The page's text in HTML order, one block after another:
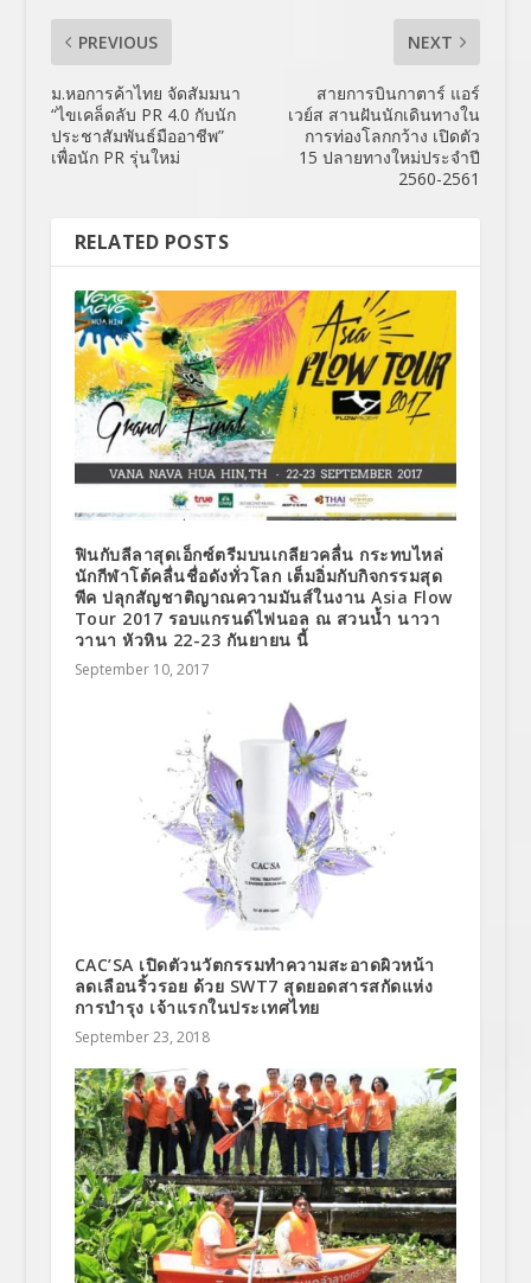
PREVIOUS
ม.หอการค้าไทย จัดสัมมนา
“ไขเคล็ดลับ PR 4.0 กับนัก
ประชาสัมพันธ์มืออาชีพ”
เพื่อนัก PR รุ่นใหม่
NEXT
สายการบินกาตาร์ แอร์
เวย์ส สานฝันนักเดินทางใน
การท่องโลกกว้าง เปิดตัว
15 ปลายทางใหม่ประจำปี
2560-2561
RELATED POSTS
ฟินกับลีลาสุดเอ็กซ์ตรีมบนเกลียวคลื่น กระทบไหล่
นักกีฬาโต้คลื่นชื่อดังทั่วโลก เต็มอิ่มกับกิจกรรมสุด
พีค ปลุกสัญชาติญาณความมันส์ในงาน Asia Flow
Tour 2017 รอบแกรนด์ไฟนอล ณ สวนน้ำ นาวา
วานา หัวหิน 22-23 กันยายน นี้
September 10, 2017
CAC’SA เปิดตัวนวัตกรรมทำความสะอาดผิวหน้า
ลดเลือนริ้วรอย ด้วย SWT7 สุดยอดสารสกัดแห่ง
การบำรุง เจ้าแรกในประเทศไทย
September 23, 2018